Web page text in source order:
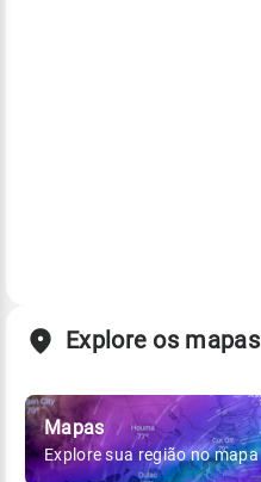
Explore os mapas
Mapas
Explore sua região no mapa